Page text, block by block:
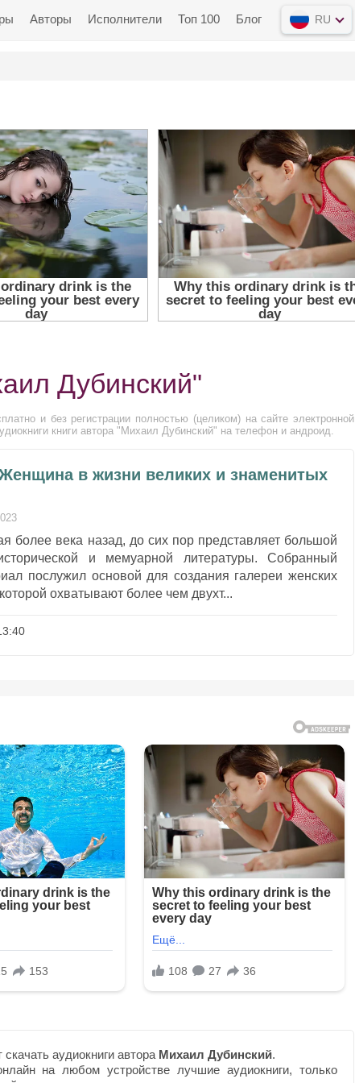
Авторы Исполнители Топ 100 Блог RU
Дубинский"
и без регистрации полностью (целиком) на сайте электронной
книги автора "Михаил Дубинский" на телефон и андроид.
в жизни великих и знаменитых
более века назад, до сих пор представляет большой
и мемуарной литературы. Собранный
послужил основой для создания галереи женских
охватывают более чем двухт...
аудиокниги автора Михаил Дубинский.
на любом устройстве лучшие аудиокниги, только